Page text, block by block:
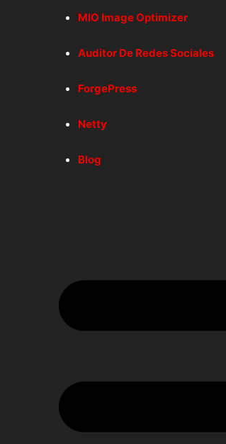
MIO Image Optimizer
Auditor De Redes Sociales
ForgePress
Netty
Blog